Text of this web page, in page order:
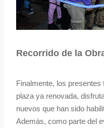
Recorrido de la
Finalmente, los
plaza ya renovada,
nuevos que han sido
Además, como parte del